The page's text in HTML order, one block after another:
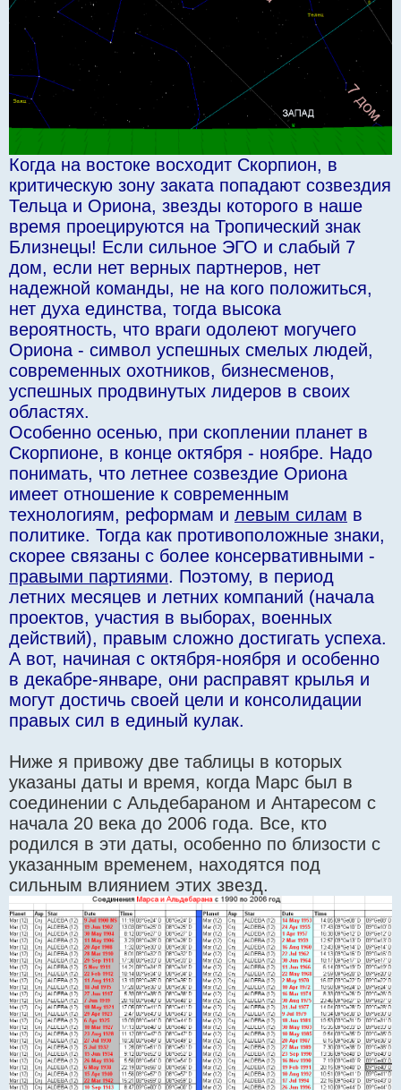
Когда на востоке восходит Скорпион, в
критическую зону заката попадают созвездия
Тельца и Ориона, звезды которого в наше
время проецируются на Тропический знак
Близнецы! Если сильное ЭГО и слабый 7
дом, если нет верных партнеров, нет
надежной команды, не на кого положиться,
нет духа единства, тогда высока
вероятность, что враги одолеют могучего
Ориона - символ успешных смелых людей,
современных охотников, бизнесменов,
успешных продвинутых лидеров в своих
областях.
Особенно осенью, при скоплении планет в
Скорпионе, в конце октября - ноябре. Надо
понимать, что летнее созвездие Ориона
имеет отношение к современным
технологиям, реформам и левым силам в
политике. Тогда как противоположные знаки,
скорее связаны с более консервативными -
правыми партиями. Поэтому, в период
летних месяцев и летних компаний (начала
проектов, участия в выборах, военных
действий), правым сложно достигать успеха.
А вот, начиная с октября-ноября и особенно
в декабре-январе, они расправят крылья и
могут достичь своей цели и консолидации
правых сил в единый кулак.
Ниже я привожу две таблицы в которых
указаны даты и время, когда Марс был в
соединении с Альдебараном и Антаресом с
начала 20 века до 2006 года. Все, кто
родился в эти даты, особенно по близости с
указанным временем, находятся под
сильным влиянием этих звезд.